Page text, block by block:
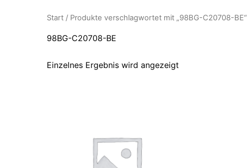
Start / Produkte verschlagwortet mit „98BG-C20708-BE“
98BG-C20708-BE
Einzelnes Ergebnis wird angezeigt